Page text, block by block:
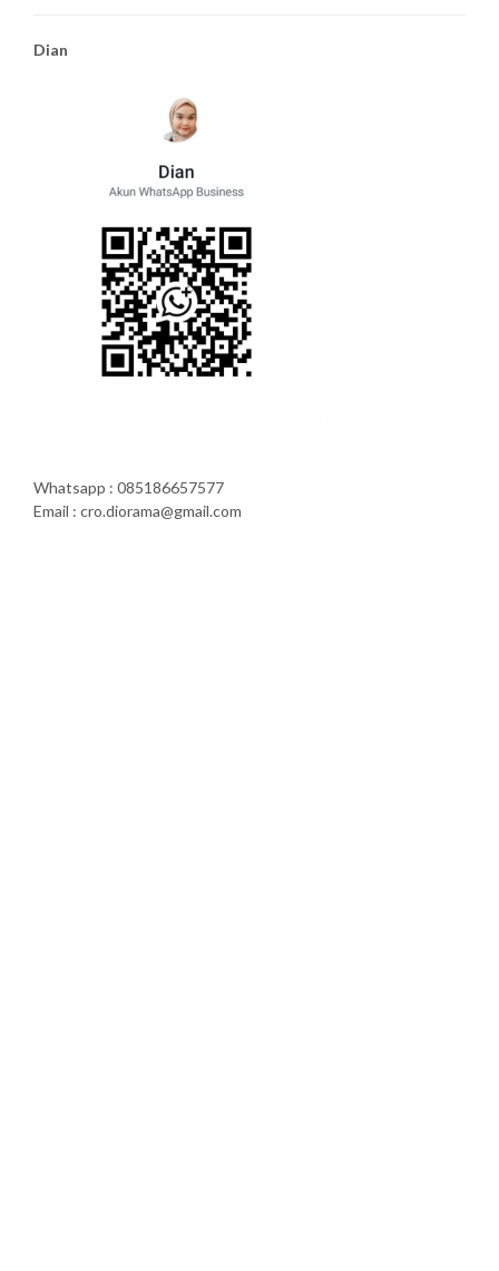
Dian
Whatsapp : 085186657577
Email : cro.diorama@gmail.com